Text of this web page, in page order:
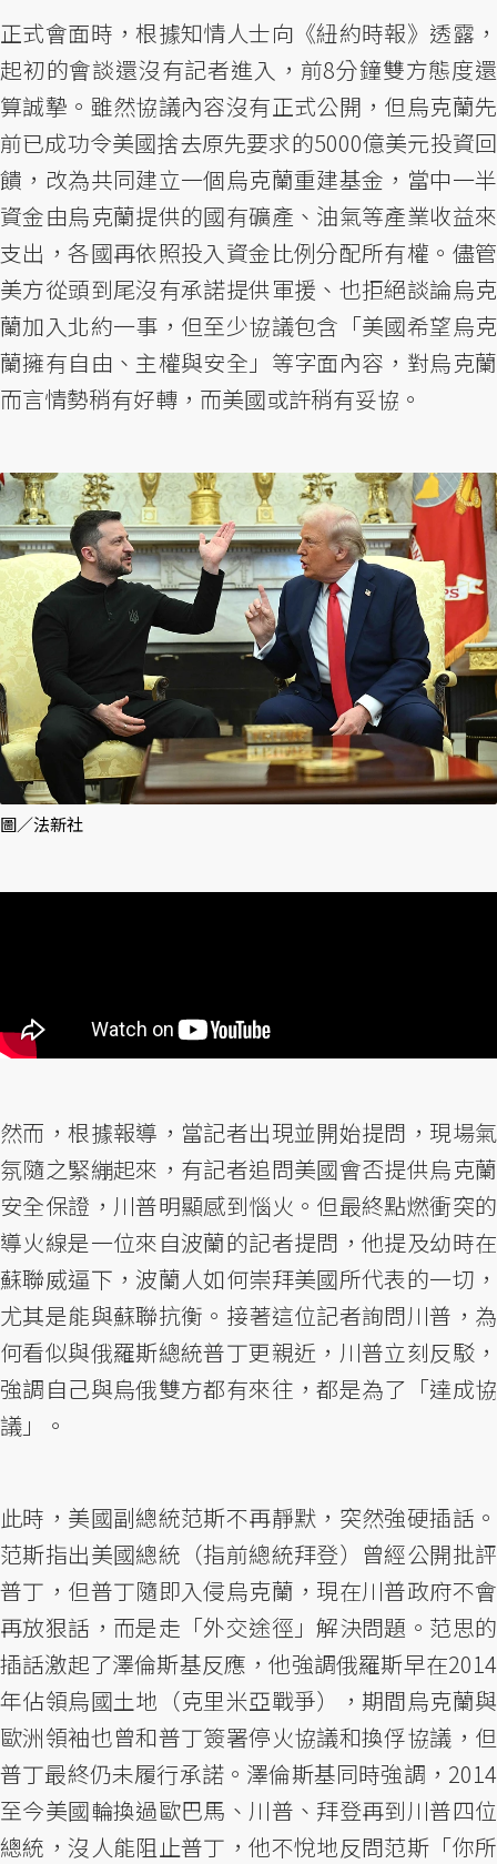
正式會面時，根據知情人士向《紐約時報》透露，
起初的會談還沒有記者進入，前8分鐘雙方態度還
算誠摯。雖然協議內容沒有正式公開，但烏克蘭先
前已成功令美國捨去原先要求的5000億美元投資回
饋，改為共同建立一個烏克蘭重建基金，當中一半
資金由烏克蘭提供的國有礦產、油氣等產業收益來
支出，各國再依照投入資金比例分配所有權。儘管
美方從頭到尾沒有承諾提供軍援、也拒絕談論烏克
蘭加入北約一事，但至少協議包含「美國希望烏克
蘭擁有自由、主權與安全」等字面內容，對烏克蘭
而言情勢稍有好轉，而美國或許稍有妥協。
圖／法新社
然而，根據報導，當記者出現並開始提問，現場氣
氛隨之緊繃起來，有記者追問美國會否提供烏克蘭
安全保證，川普明顯感到惱火。但最終點燃衝突的
導火線是一位來自波蘭的記者提問，他提及幼時在
蘇聯威逼下，波蘭人如何崇拜美國所代表的一切，
尤其是能與蘇聯抗衡。接著這位記者詢問川普，為
何看似與俄羅斯總統普丁更親近，川普立刻反駁，
強調自己與烏俄雙方都有來往，都是為了「達成協
議」。
此時，美國副總統范斯不再靜默，突然強硬插話。
范斯指出美國總統（指前總統拜登）曾經公開批評
普丁，但普丁隨即入侵烏克蘭，現在川普政府不會
再放狠話，而是走「外交途徑」解決問題。范思的
插話激起了澤倫斯基反應，他強調俄羅斯早在2014
年佔領烏國土地（克里米亞戰爭），期間烏克蘭與
歐洲領袖也曾和普丁簽署停火協議和換俘協議，但
普丁最終仍未履行承諾。澤倫斯基同時強調，2014
至今美國輪換過歐巴馬、川普、拜登再到川普四位
總統，沒人能阻止普丁，他不悅地反問范斯「你所